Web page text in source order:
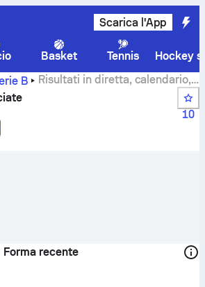
Scarica l'App
Basket Tennis
Hockey
B
Risultati in diretta, calendario,
Zotup Scanzorosciate
10
Forma recente